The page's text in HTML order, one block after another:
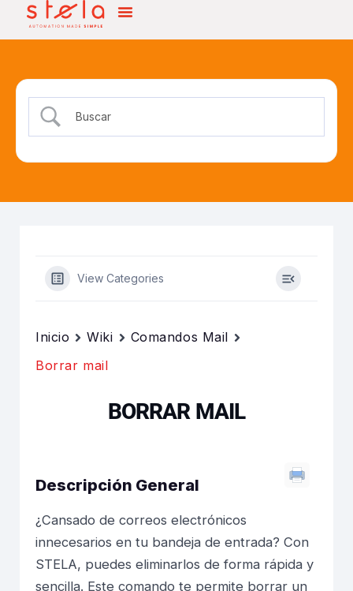
View Categories
Inicio Wiki
Comandos Mail
Borrar mail
BORRAR MAIL
Descripción General
¿Cansado de correos electrónicos
innecesarios en tu bandeja de entrada? Con
STELA, puedes eliminarlos de forma rápida y
sencilla. Este comando te permite borrar un